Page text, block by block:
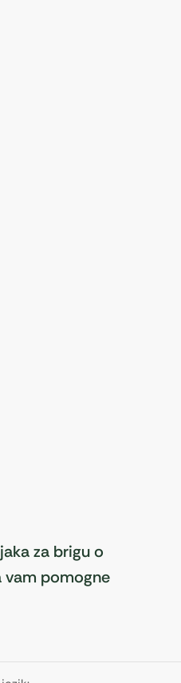
za brigu o
vam pomogne